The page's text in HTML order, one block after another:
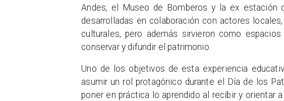
Andes, el Museo de Bomberos y la ex estación
desarrolladas en colaboración con actores
culturales, pero además sirvieron como
conservar y difundir el patrimonio.
Uno de los objetivos de esta experiencia
asumir un rol protagónico durante el Día de los
poner en práctica lo aprendido al recibir y orientar